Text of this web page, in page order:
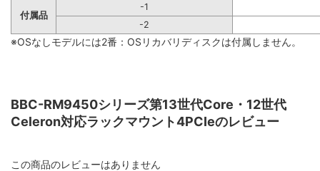
付属品
-1
-2
※OSなしモデルには2番：OSリカバリディスクは付属しません。
BBC-RM9450シリーズ第13世代Core・12世代
Celeron対応ラックマウント4PCIeのレビュー
この商品のレビューはありません